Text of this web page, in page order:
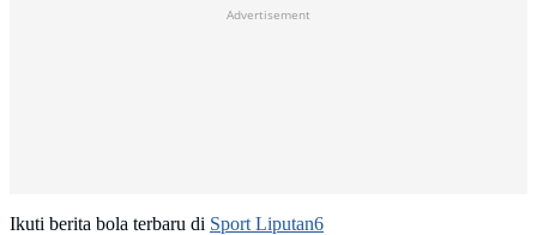
Advertisement
Ikuti berita bola terbaru di Sport Liputan6